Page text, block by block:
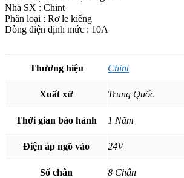
Nhà SX : Chint
Phân loại : Rơ le kiếng
Dòng điện định mức : 10A
Thương hiệu Chint
Xuất xứ Trung Quốc
Thời gian bảo hành 1 Năm
Điện áp ngõ vào 24V
Số chân 8 Chân